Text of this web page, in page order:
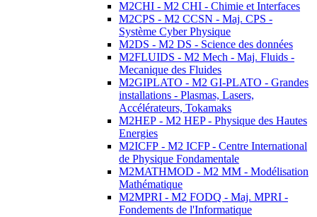
M2CHI - M2 CHI - Chimie et Interfaces
M2CPS - M2 CCSN - Maj. CPS -
Système Cyber Physique
M2DS - M2 DS - Science des données
M2FLUIDS - M2 Mech - Maj. Fluids -
Mecanique des Fluides
M2GIPLATO - M2 GI-PLATO - Grandes
installations - Plasmas, Lasers,
Accélérateurs, Tokamaks
M2HEP - M2 HEP - Physique des Hautes
Energies
M2ICFP - M2 ICFP - Centre International
de Physique Fondamentale
M2MATHMOD - M2 MM - Modélisation
Mathématique
M2MPRI - M2 FODQ - Maj. MPRI -
Fondements de l'Informatique